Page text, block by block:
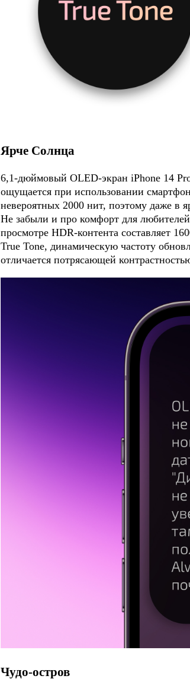
Ярче Солнца
6,1-дюймовый OLED-экран iPhone 14
ощущается при использовании
невероятных 2000 нит, поэтому даже в
Не забыли и про комфорт для
просмотре HDR-контента составляет
True Tone, динамическую частоту
отличается потрясающей
Чудо-остров